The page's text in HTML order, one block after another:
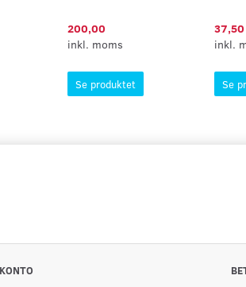
200,00
inkl. moms
Se produktet
37,50
inkl.
Se
KONTO